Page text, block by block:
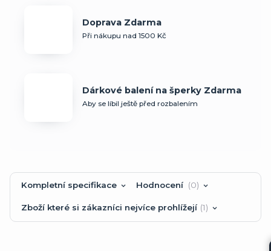
Doprava Zdarma
Při nákupu nad 1500 Kč
Dárkové balení na šperky Zdarma
Aby se líbil ještě před rozbalením
Kompletní specifikace Hodnocení 0
Zboží které si zákazníci nejvíce prohlížejí 1